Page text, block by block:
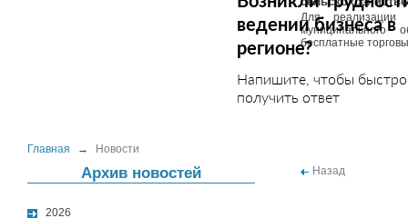
ведении бизнеса в
регионе?
Напишите, чтобы быстро
получить ответ
Главная → Новости
Архив новостей
2026
Для реализации
муниципального
бесплатные
Назад